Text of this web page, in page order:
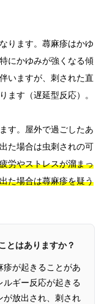
ります。蕁麻疹はかゆ
にかゆみが強くなる傾
いますが、刺された直
ます（遅延型反応）。
す。屋外で過ごしたあ
た場合は虫刺されの可
労やストレスが溜まっ
た場合は蕁麻疹を疑う
とはありますか？
疹が起きることがあ
ルギー反応が起きる
が放出され、刺され